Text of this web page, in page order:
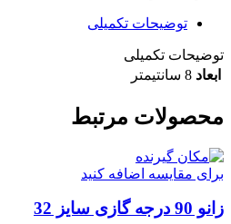
توضیحات تکمیلی
توضیحات تکمیلی
ابعاد 8 سانتیمتر
محصولات مرتبط
برای مقایسه اضافه کنید
زانو 90 درجه گازی سایز 32